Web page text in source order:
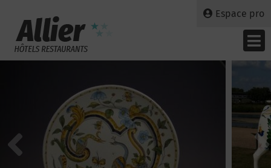
Espace pro